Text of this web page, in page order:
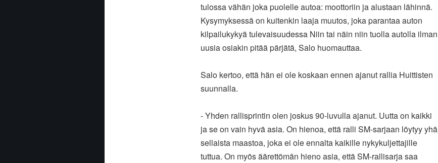
tulossa vähän joka puolelle autoa: moottoriin ja alustaan lähinnä.
Kysymyksessä on kuitenkin laaja muutos, joka parantaa auton
kilpailukykyä tulevaisuudessa Niin tai näin niin tuolla autolla ilman
uusia osiakin pitää pärjätä, Salo huomauttaa.
Salo kertoo, että hän ei ole koskaan ennen ajanut rallia Huittisten
suunnalla.
- Yhden rallisprintin olen joskus 90-luvulla ajanut. Uutta on kaikki
ja se on vain hyvä asia. On hienoa, että ralli SM-sarjaan löytyy yhä
sellaista maastoa, joka ei ole ennalta kaikille nykykuljettajille
tuttua. On myös äärettömän hieno asia, että SM-rallisarja saa